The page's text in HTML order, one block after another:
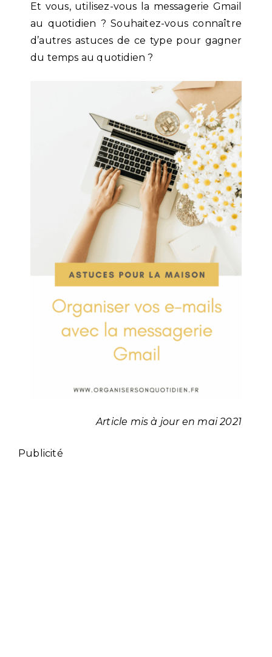
Et vous, utilisez-vous la messagerie Gmail
au quotidien ? Souhaitez-vous connaître
d’autres astuces de ce type pour gagner
du temps au quotidien ?
Article mis à jour en mai 2021
Publicité